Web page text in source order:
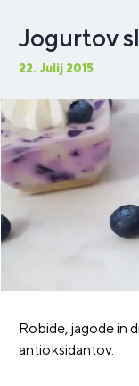
Jogurtov
22. Julij 2015
Robide, jagode in
antioksidantov.